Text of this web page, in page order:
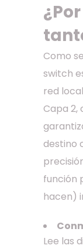
Como
switch
red
Capa 2,
destino
función
hacen)
Lee las